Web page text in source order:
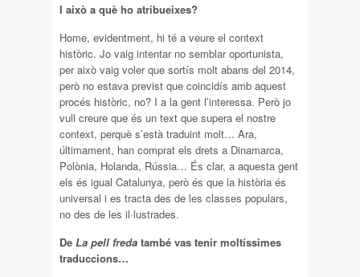
I això a què ho atribueixes?
Home, evidentment, hi té a veure el context
històric. Jo vaig intentar no semblar oportunista,
per això vaig voler que sortís molt abans del 2014,
però no estava previst que coincidís amb aquest
procés històric, no? I a la gent l’interessa. Però jo
vull creure que és un text que supera el nostre
context, perquè s’està traduint molt… Ara,
últimament, han comprat els drets a Dinamarca,
Polònia, Holanda, Rússia… És clar, a aquesta gent
els és igual Catalunya, però és que la història és
universal i es tracta des de les classes populars,
no des de les il·lustrades.
De La pell freda també vas tenir moltíssimes
traduccions…